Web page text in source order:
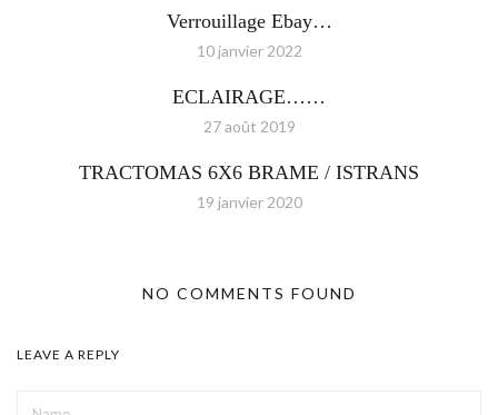
Verrouillage Ebay…
10 janvier 2022
ECLAIRAGE……
27 août 2019
TRACTOMAS 6X6 BRAME / ISTRANS
19 janvier 2020
NO COMMENTS FOUND
LEAVE A REPLY